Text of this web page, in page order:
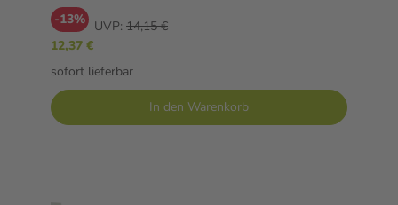
-13% UVP: 14,15 €
12,37 €
sofort lieferbar
In den Warenkorb